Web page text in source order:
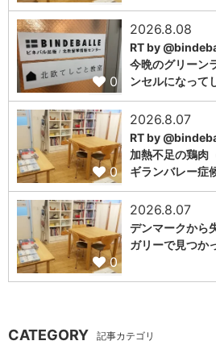
0
2026.8.08
RT by
今晩のグリーン
ンセルになって
0
2026.8.07
RT by
加熱不足の鶏肉
ギランバレー症
0
2026.8.07
デンマークから
ガリーで見つか
CATEGORY 記事カテゴリ